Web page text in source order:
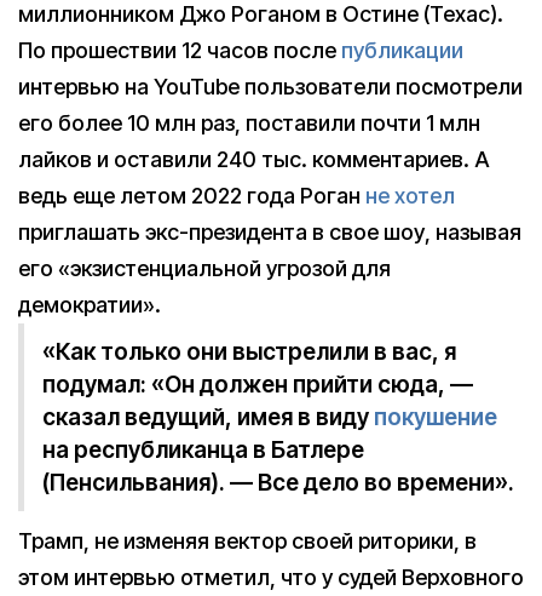
миллионником Джо Роганом в Остине (Техас).
По прошествии 12 часов после публикации
интервью на YouTube пользователи посмотрели
его более 10 млн раз, поставили почти 1 млн
лайков и оставили 240 тыс. комментариев. А
ведь еще летом 2022 года Роган не хотел
приглашать экс-президента в свое шоу, называя
его «экзистенциальной угрозой для
демократии».
«Как только они выстрелили в вас, я
подумал: «Он должен прийти сюда, —
сказал ведущий, имея в виду покушение
на республиканца в Батлере
(Пенсильвания). — Все дело во времени».
Трамп, не изменяя вектор своей риторики, в
этом интервью отметил, что у судей Верховного